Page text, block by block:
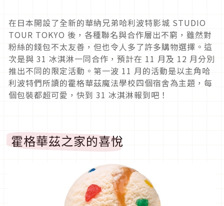
在日本開設了全新的華納兄弟哈利波特影城 STUDIO
TOUR TOKYO 後，各種聯名與合作層出不窮，雖然對
粉絲的錢包不太友善，但也令人多了許多購物選擇。這
次是與 31 冰淇淋一同合作，預計在 11 月及 12 月分別
推出不同的限定活動。第一波 11 月的活動是以主角哈
利波特們所讀的霍格華茲魔法學校四個宿舍為主題，每
個包裝都超可愛，快到 31 冰淇淋報到吧！
霍格華茲之家的喜悅